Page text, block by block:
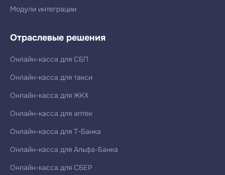
Модули интеграции
Отраслевые решения
Онлайн-касса для СБП
Онлайн-касса для такси
Онлайн-касса для ЖКХ
Онлайн-касса для аптек
Онлайн-касса для Т-Банка
Онлайн-касса для Альфа-Банка
Онлайн-касса для СБЕР